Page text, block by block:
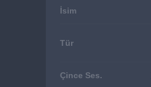
İsim
Tür
Çince Ses.